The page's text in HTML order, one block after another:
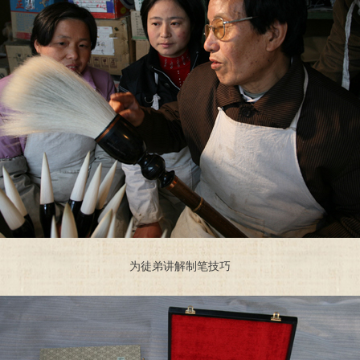
为徒弟讲解制笔技巧